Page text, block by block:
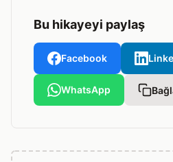
Bu hikayeyi paylaş
Facebook
WhatsApp